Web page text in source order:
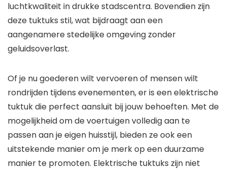
luchtkwaliteit in drukke stadscentra. Bovendien zijn
deze tuktuks stil, wat bijdraagt aan een
aangenamere stedelijke omgeving zonder
geluidsoverlast.
Of je nu goederen wilt vervoeren of mensen wilt
rondrijden tijdens evenementen, er is een elektrische
tuktuk die perfect aansluit bij jouw behoeften. Met de
mogelijkheid om de voertuigen volledig aan te
passen aan je eigen huisstijl, bieden ze ook een
uitstekende manier om je merk op een duurzame
manier te promoten. Elektrische tuktuks zijn niet